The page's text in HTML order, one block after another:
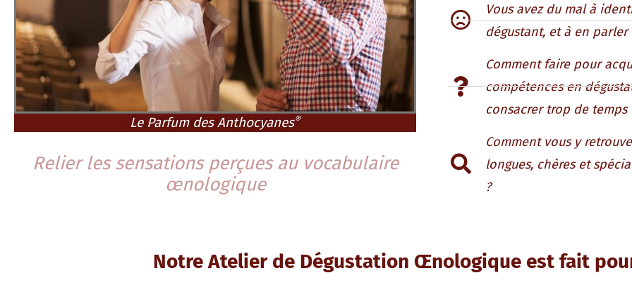
Le Parfum des Anthocyanes®
Relier les sensations perçues au vocabulaire
œnologique
Vous avez du mal à
dégustant, et à en parler
Comment faire pour
compétences en
consacrer trop de temps
Comment vous y
longues, chères et
?
Notre Atelier de Dégustation Œnologique est fait